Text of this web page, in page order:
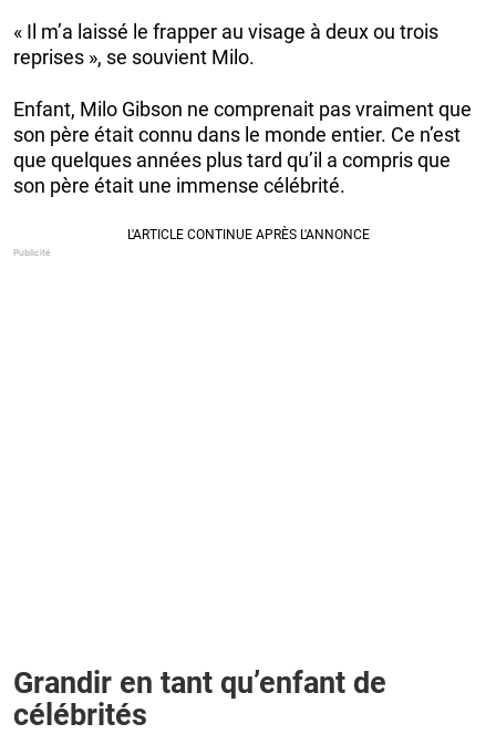
« Il m’a laissé le frapper au visage à deux ou trois
reprises », se souvient Milo.
Enfant, Milo Gibson ne comprenait pas vraiment que
son père était connu dans le monde entier. Ce n’est
que quelques années plus tard qu’il a compris que
son père était une immense célébrité.
Grandir en tant qu’enfant de
célébrités